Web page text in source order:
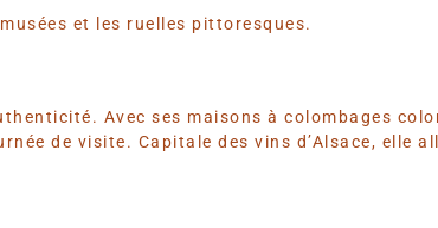
et les ruelles pittoresques.
Avec ses maisons à colombages
de visite. Capitale des vins d’Alsace, elle